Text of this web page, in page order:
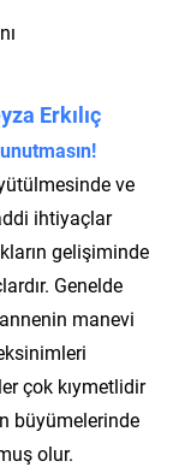
Erkılıç
ve
ihtiyaçlar
gelişiminde
Genelde
manevi
çok kıymetlidir
büyümelerinde
olur.